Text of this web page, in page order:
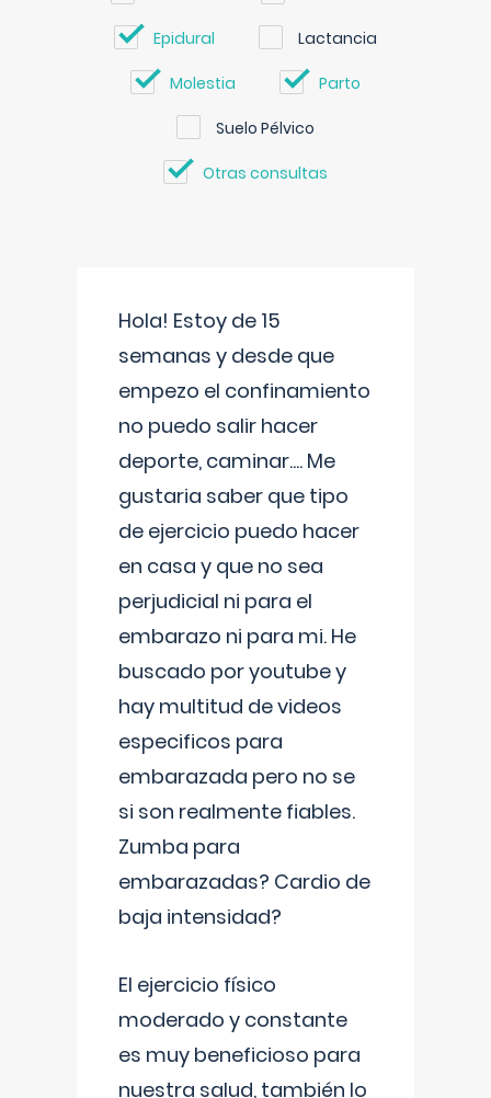
Epidural Lactancia
Molestia Parto
Suelo Pélvico
Otras consultas
Hola! Estoy de 15
semanas y desde que
empezo el confinamiento
no puedo salir hacer
deporte, caminar.... Me
gustaria saber que tipo
de ejercicio puedo hacer
en casa y que no sea
perjudicial ni para el
embarazo ni para mi. He
buscado por youtube y
hay multitud de videos
especificos para
embarazada pero no se
si son realmente fiables.
Zumba para
embarazadas? Cardio de
baja intensidad?
El ejercicio físico
moderado y constante
es muy beneficioso para
nuestra salud, también lo